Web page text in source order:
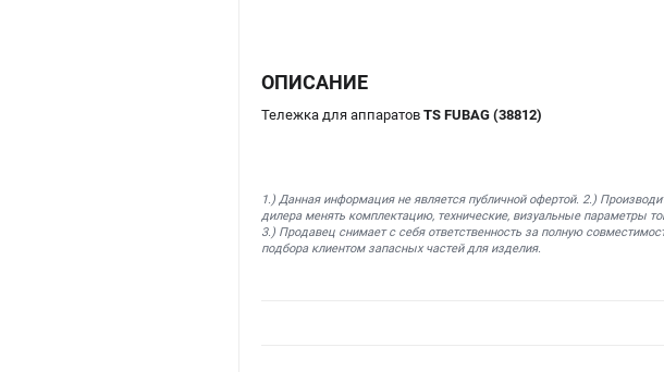
ОПИСАНИЕ
Тележка для аппаратов TS FUBAG (38812)
1.) Данная информация не является публичной офертой. 2.)
дилера менять комплектацию, технические, визуальные параметры
3.) Продавец снимает с себя ответственность за полную
подбора клиентом запасных частей для изделия.